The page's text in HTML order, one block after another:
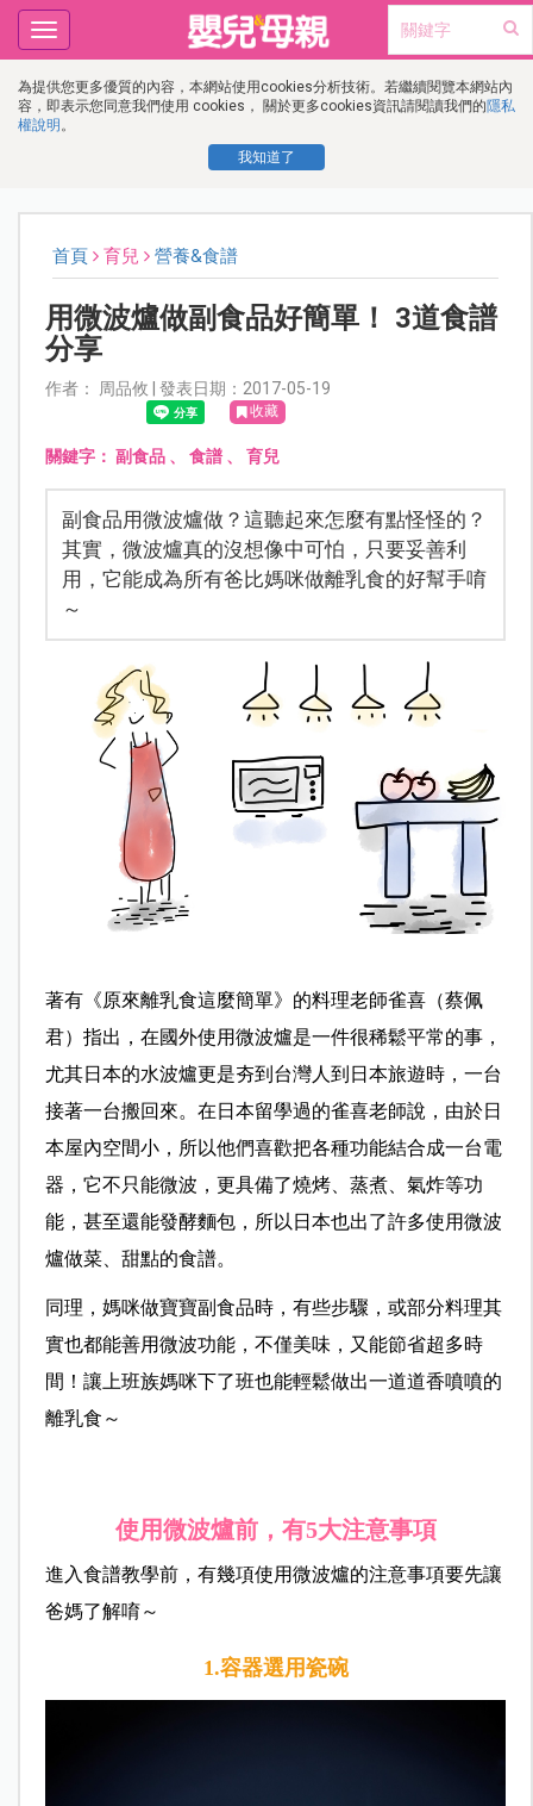
為提供您更多優質的內容，本網站使用cookies分析技術。若繼續閱覽本網站內
容，即表示您同意我們使用 cookies， 關於更多cookies資訊請閱讀我們的隱私
權說明 。
我知道了
Toggle
navigation
首頁 育兒 營養&食譜
用微波爐做副食品好簡單！ 3道食譜
分享
作者： 周品攸 | 發表日期：2017-05-19
收藏
關鍵字： 副食品、 食譜、 育兒
副食品用微波爐做？這聽起來怎麼有點怪怪的？
其實，微波爐真的沒想像中可怕，只要妥善利
用，它能成為所有爸比媽咪做離乳食的好幫手唷
～
著有《原來離乳食這麼簡單》的料理老師雀喜（蔡佩
君）指出，在國外使用微波爐是一件很稀鬆平常的事，
尤其日本的水波爐更是夯到台灣人到日本旅遊時，一台
接著一台搬回來。在日本留學過的雀喜老師說，由於日
本屋內空間小，所以他們喜歡把各種功能結合成一台電
器，它不只能微波，更具備了燒烤、蒸煮、氣炸等功
能，甚至還能發酵麵包，所以日本也出了許多使用微波
爐做菜、甜點的食譜。
同理，媽咪做寶寶副食品時，有些步驟，或部分料理其
實也都能善用微波功能，不僅美味，又能節省超多時
間！讓上班族媽咪下了班也能輕鬆做出一道道香噴噴的
離乳食～
使用微波爐前，有5大注意事項
進入食譜教學前，有幾項使用微波爐的注意事項要先讓
爸媽了解唷～
1.容器選用瓷碗